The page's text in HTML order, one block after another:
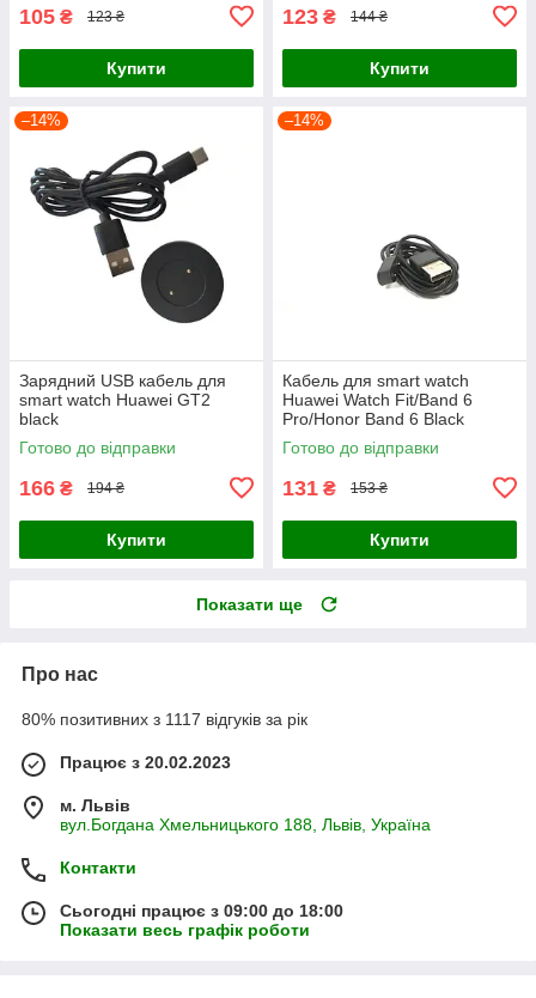
105 ₴ 123 ₴
Купити
123 ₴ 144 ₴
Купити
–14%
Зарядний USB кабель для
smart watch Huawei GT2
black
Готово до відправки
166 ₴ 194 ₴
Купити
–14%
Кабель для smart watch
Huawei Watch Fit/Band 6
Pro/Honor Band 6 Black
Готово до відправки
131 ₴ 153 ₴
Купити
Показати ще
Про нас
80% позитивних з 1117 відгуків за рік
Працює з 20.02.2023
м. Львів
вул.Богдана Хмельницького 188, Львів, Україна
Контакти
Сьогодні працює з 09:00 до 18:00
Показати весь графік роботи